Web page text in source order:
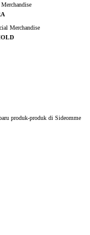
produk-produk di Sideomme